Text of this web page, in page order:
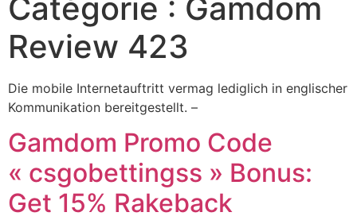
Catégorie : Gamdom
Review 423
Die mobile Internetauftritt vermag lediglich in englischer
Kommunikation bereitgestellt. –
Gamdom Promo Code
« csgobettingss » Bonus:
Get 15% Rakeback